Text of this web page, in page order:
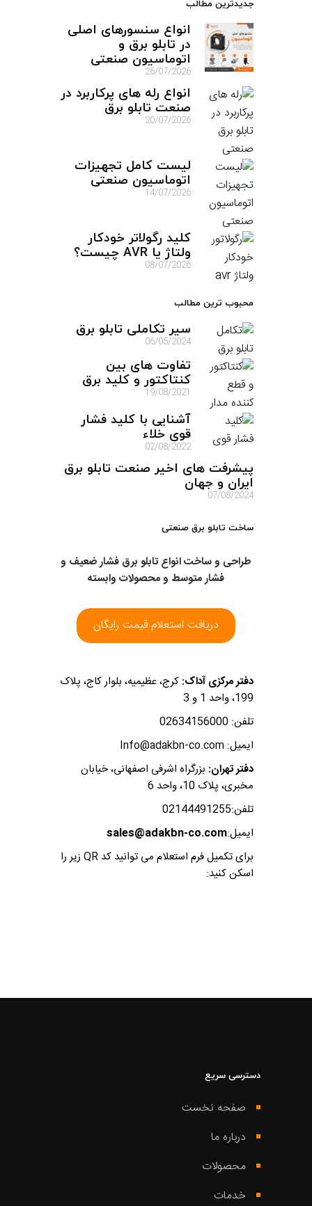
جدیدترین مطالب
انواع سنسورهای اصلی
در تابلو برق و
اتوماسیون صنعتی
26/07/2026
انواع رله های پرکاربرد در
صنعت تابلو برق
20/07/2026
لیست کامل تجهیزات
اتوماسیون صنعتی
14/07/2026
کلید رگولاتر خودکار
ولتاژ یا AVR چیست؟
08/07/2026
محبوب ترین مطالب
سیر تکاملی تابلو برق
06/05/2024
تفاوت های بین
کنتاکتور و کلید برق
19/08/2021
آشنایی با کلید فشار
قوی خلاء
02/08/2022
پیشرفت های اخیر صنعت تابلو برق
ایران و جهان
07/08/2024
ساخت تابلو برق صنعتی
طراحی و ساخت انواع تابلو برق فشار ضعیف و
فشار متوسط و محصولات وابسته
دریافت استعلام قیمت رایگان
دفتر مرکزی آداک: کرج، عظیمیه، بلوار کاج، پلاک
199، واحد 1 و 3
تلفن: 02634156000
ایمیل: Info@adakbn-co.com
دفتر تهران: بزرگراه اشرفی اصفهانی، خیابان
مخبری، پلاک 10، واحد 6
تلفن:02144491255
ایمیل:sales@adakbn-co.com
برای تکمیل فرم استعلام می توانید کد QR زیر را
اسکن کنید:
دسترسی سریع
صفحه نخست
درباره ما
محصولات
خدمات